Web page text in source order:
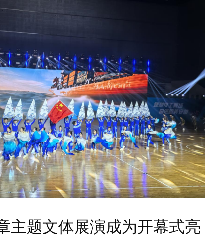
题文体展演成为开幕式亮